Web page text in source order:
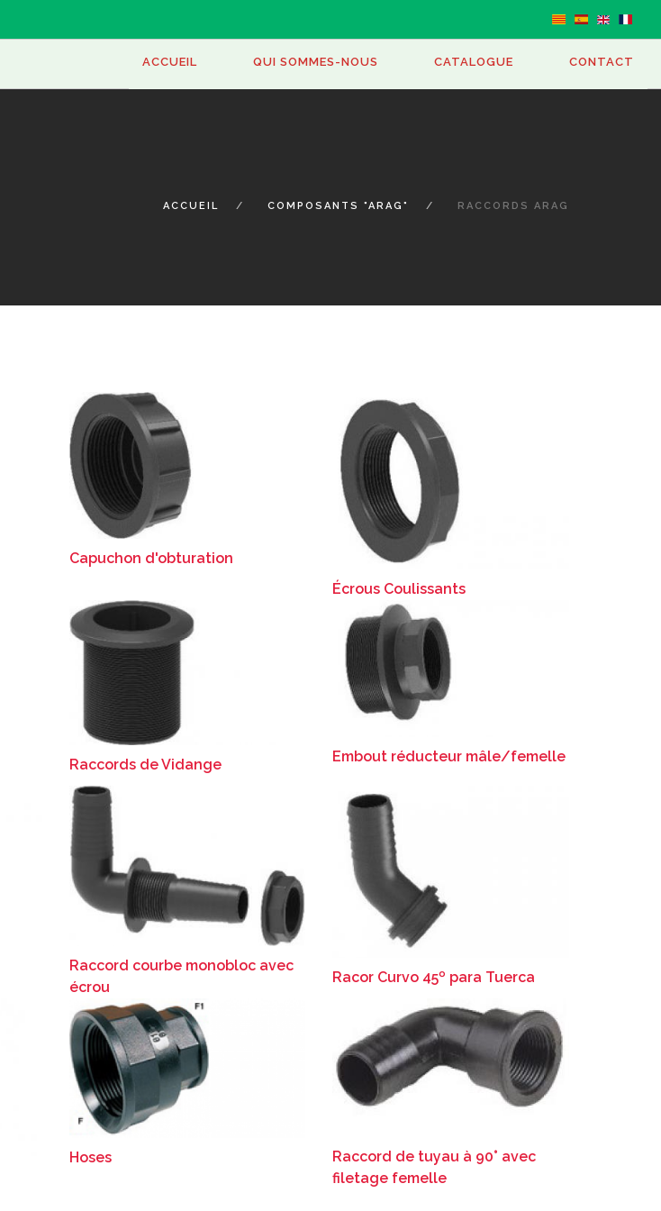
ONEPAGER
ACCUEIL QUI SOMMES-NOUS CATALOGUE CONTACT
ACCUEIL COMPOSANTS "ARAG" RACCORDS ARAG
Capuchon d'obturation
Écrous Coulissants
Raccords de Vidange Embout réducteur mâle/femelle
Raccord courbe monobloc avec
écrou
Racor Curvo 45º para Tuerca
Hoses
Raccord de tuyau à 90° avec
filetage femelle